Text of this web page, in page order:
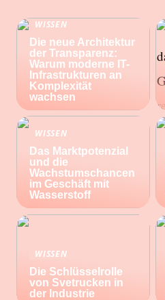
WISSEN
Die neue Architektur
der Transparenz:
Warum moderne IT-
Infrastrukturen an
Komplexität
wachsen
WISSEN
Das Marktpotenzial
und die
Wachstumschancen
im Geschäft mit
Wasserstoff
WISSEN
Die Schlüsselrolle
von Svetrucken in
der Industrie